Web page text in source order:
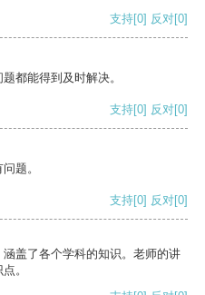
支持[0] 反对[0]
都能得到及时解决。
支持[0] 反对[0]
题。
支持[0] 反对[0]
盖了各个学科的知识。老师的讲
。